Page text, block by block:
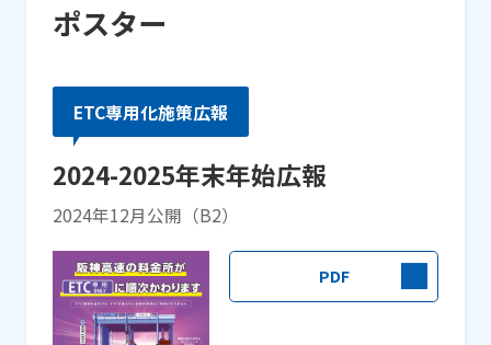
ポスター
ETC専用化施策広報
2024-2025年末年始広報
2024年12月公開（B2）
PDF